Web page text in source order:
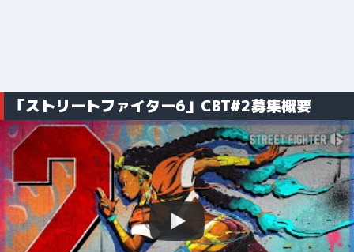
「ストリートファイター6」CBT#2募集概要